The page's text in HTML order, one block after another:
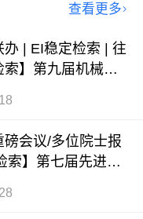
查看更多
办 | EI稳定检索 | 往
索】第九届机械工
磅会议/多位院士报
索】第七届先进材